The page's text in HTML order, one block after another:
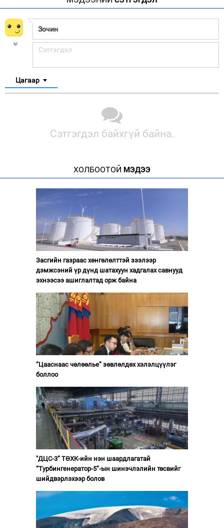
Цагаар
Сэтгэгдэл байхгүй байна.
ХОЛБООТОЙ МЭДЭЭ
Засгийн газраас хөнгөлөлттэй зээлээр
дэмжсэний үр дүнд шатахуун хадгалах савнууд
эхнээсээ ашиглалтад орж байна
“Цааснаас чөлөөлье” зөвлөлдөх хэлэлцүүлэг
боллоо
"ДЦС-3” ТӨХК-ийн нэн шаардлагатай
“Турбингенератор-5”-ын шинэчлэлийн төсвийг
шийдвэрлэхээр болов